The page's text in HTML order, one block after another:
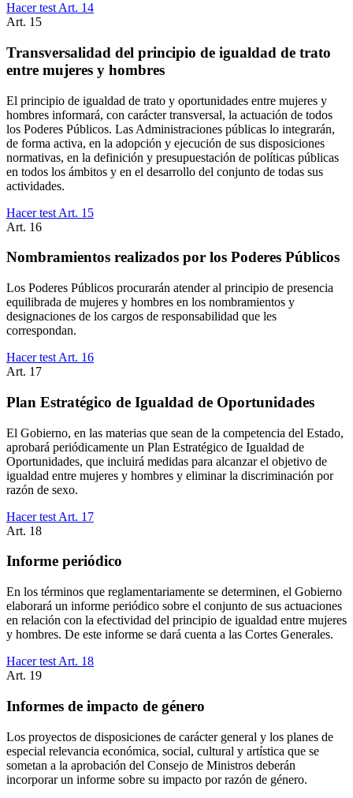
Hacer test Art. 14
Art. 15
Transversalidad del principio de igualdad de trato
entre mujeres y hombres
El principio de igualdad de trato y oportunidades entre mujeres y
hombres informará, con carácter transversal, la actuación de todos
los Poderes Públicos. Las Administraciones públicas lo integrarán,
de forma activa, en la adopción y ejecución de sus disposiciones
normativas, en la definición y presupuestación de políticas públicas
en todos los ámbitos y en el desarrollo del conjunto de todas sus
actividades.
Hacer test Art. 15
Art. 16
Nombramientos realizados por los Poderes Públicos
Los Poderes Públicos procurarán atender al principio de presencia
equilibrada de mujeres y hombres en los nombramientos y
designaciones de los cargos de responsabilidad que les
correspondan.
Hacer test Art. 16
Art. 17
Plan Estratégico de Igualdad de Oportunidades
El Gobierno, en las materias que sean de la competencia del Estado,
aprobará periódicamente un Plan Estratégico de Igualdad de
Oportunidades, que incluirá medidas para alcanzar el objetivo de
igualdad entre mujeres y hombres y eliminar la discriminación por
razón de sexo.
Hacer test Art. 17
Art. 18
Informe periódico
En los términos que reglamentariamente se determinen, el Gobierno
elaborará un informe periódico sobre el conjunto de sus actuaciones
en relación con la efectividad del principio de igualdad entre mujeres
y hombres. De este informe se dará cuenta a las Cortes Generales.
Hacer test Art. 18
Art. 19
Informes de impacto de género
Los proyectos de disposiciones de carácter general y los planes de
especial relevancia económica, social, cultural y artística que se
sometan a la aprobación del Consejo de Ministros deberán
incorporar un informe sobre su impacto por razón de género.